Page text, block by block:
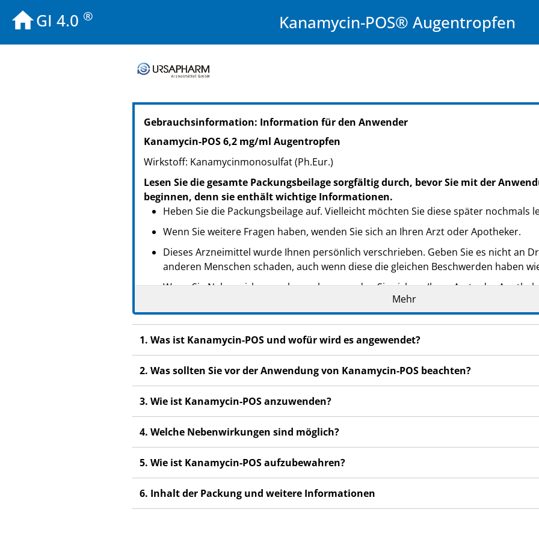
GI 4.0 ® Kanamycin-POS® Augentropfen
PZN: 04421460
PPN: 110442146086
NTIN: 04150044214607
Gebrauchsinformation: Information für den Anwender
Kanamycin-POS 6,2 mg/ml Augentropfen
Wirkstoff: Kanamycinmonosulfat (Ph.Eur.)
Lesen Sie die gesamte Packungsbeilage sorgfältig durch, bevor Sie mit der
beginnen, denn sie enthält wichtige Informationen.
Heben Sie die Packungsbeilage auf. Vielleicht möchten Sie diese später nochmals
Wenn Sie weitere Fragen haben, wenden Sie sich an Ihren Arzt oder Apotheker.
Dieses Arzneimittel wurde Ihnen persönlich verschrieben. Geben Sie es nicht an
anderen Menschen schaden, auch wenn diese die gleichen Beschwerden haben
Wenn Sie Nebenwirkungen bemerken, wenden Sie sich an Ihren Arzt oder
Nebenwirkungen, die nicht in dieser Packungsbeilage angegeben sind. Siehe
Mehr
1. Was ist Kanamycin-POS und wofür wird es angewendet?
2. Was sollten Sie vor der Anwendung von Kanamycin-POS beachten?
3. Wie ist Kanamycin-POS anzuwenden?
4. Welche Nebenwirkungen sind möglich?
5. Wie ist Kanamycin-POS aufzubewahren?
6. Inhalt der Packung und weitere Informationen